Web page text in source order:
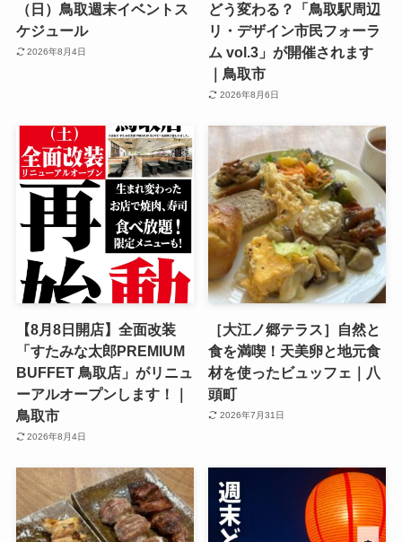
（日）鳥取週末イベントス
ケジュール
2026年8月4日
どう変わる？「鳥取駅周辺
リ・デザイン市民フォーラ
ム vol.3」が開催されます
｜鳥取市
2026年8月6日
【8月8日開店】全面改装
「すたみな太郎PREMIUM
BUFFET 鳥取店」がリニュ
ーアルオープンします！｜
鳥取市
2026年8月4日
［大江ノ郷テラス］自然と
食を満喫！天美卵と地元食
材を使ったビュッフェ｜八
頭町
2026年7月31日